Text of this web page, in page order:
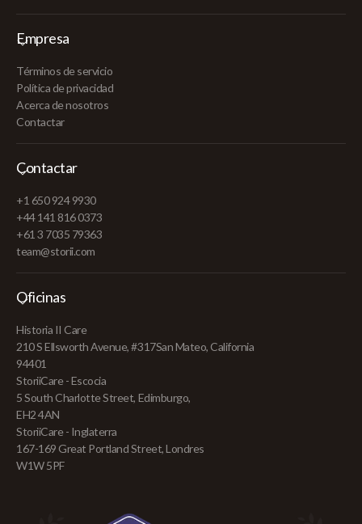
Empresa
Términos de servicio
Política de privacidad
Acerca de nosotros
Contactar
Contactar
+1 650 924 9930
+44 141 816 0373
+61 3 7035 79363
team@storii.com
Oficinas
Historia II Care
210 S Ellsworth Avenue, #317San Mateo, California
94401
StoriiCare - Escocia
5 South Charlotte Street, Edimburgo,
EH2 4AN
StoriiCare - Inglaterra
167-169 Great Portland Street, Londres
W1W 5PF